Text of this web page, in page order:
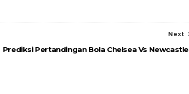
Next
Prediksi Pertandingan Bola Chelsea Vs Newcastle